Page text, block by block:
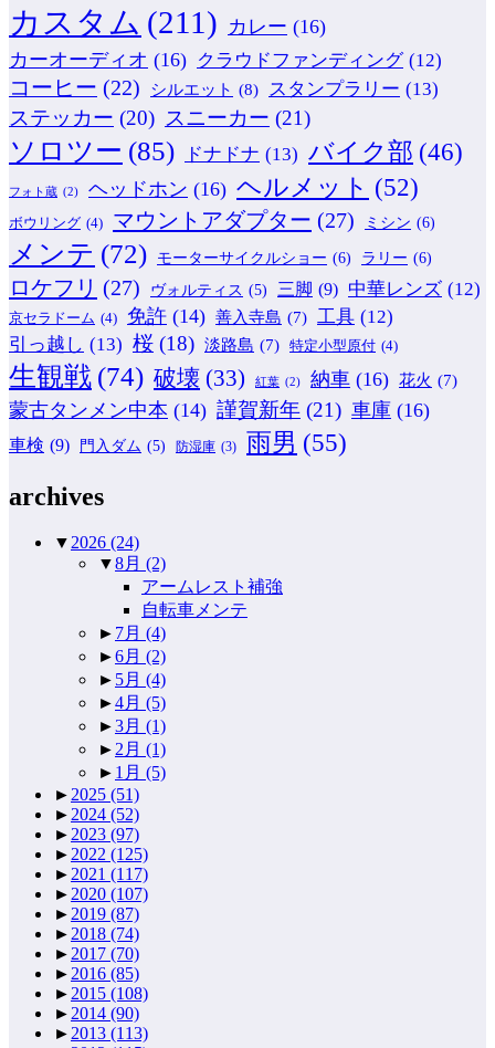
カスタム (211) カレー (16)
カーオーディオ (16) クラウドファンディング (12)
コーヒー (22) シルエット (8) スタンプラリー (13)
ステッカー (20) スニーカー (21)
ソロツー (85) ドナドナ (13) バイク部 (46)
フォト蔵 (2) ヘッドホン (16) ヘルメット (52)
ボウリング (4) マウントアダプター (27) ミシン (6)
メンテ (72) モーターサイクルショー (6) ラリー (6)
ロケフリ (27) ヴォルティス (5) 三脚 (9) 中華レンズ (12)
京セラドーム (4) 免許 (14) 善入寺島 (7) 工具 (12)
引っ越し (13) 桜 (18) 淡路島 (7) 特定小型原付 (4)
生観戦 (74) 破壊 (33) 紅葉 (2) 納車 (16) 花火 (7)
蒙古タンメン中本 (14) 謹賀新年 (21) 車庫 (16)
車検 (9) 門入ダム (5) 防湿庫 (3) 雨男 (55)
archives
▼2026 (24)
▼8月 (2)
アームレスト補強
自転車メンテ
► 7月 (4)
►6月 (2)
► 5月 (4)
►4月 (5)
►3月 (1)
►2月 (1)
► 1月 (5)
►2025 (51)
►2024 (52)
►2023 (97)
►2022 (125)
►2021 (117)
►2020 (107)
►2019 (87)
►2018 (74)
►2017 (70)
►2016 (85)
►2015 (108)
►2014 (90)
►2013 (113)